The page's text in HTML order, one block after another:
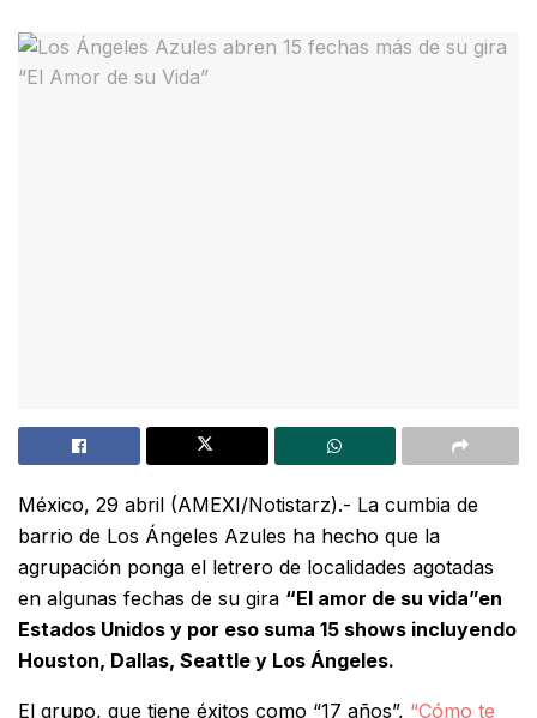
México, 29 abril (AMEXI/Notistarz).- La cumbia de
barrio de Los Ángeles Azules ha hecho que la
agrupación ponga el letrero de localidades agotadas
en algunas fechas de su gira “El amor de su vida”en
Estados Unidos y por eso suma 15 shows incluyendo
Houston, Dallas, Seattle y Los Ángeles.
El grupo, que tiene éxitos como “17 años”, “Cómo te